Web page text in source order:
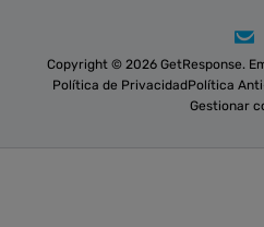
Copyright © 2026 GetResponse.
Política de PrivacidadPolítica
Gestionar